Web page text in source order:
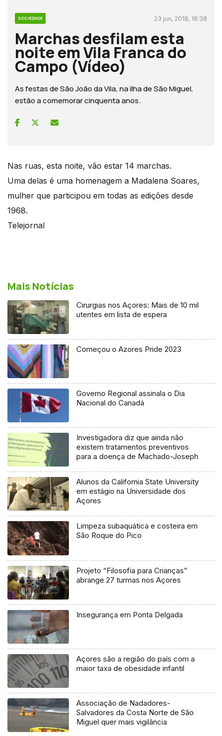
SOCIEDADE 23 jun, 2018, 16:38
Marchas desfilam esta
noite em Vila Franca do
Campo (Vídeo)
As festas de São João da Vila, na ilha de São Miguel,
estão a comemorar cinquenta anos.
Nas ruas, esta noite, vão estar 14 marchas.
Uma delas é uma homenagem a Madalena Soares,
mulher que participou em todas as edições desde
1968.
Telejornal
Mais Notícias
Cirurgias nos Açores: Mais de 10 mil
utentes em lista de espera
Começou o Azores Pride 2023
Governo Regional assinala o Dia
Nacional do Canadá
Investigadora diz que ainda não
existem tratamentos preventivos
para a doença de Machado-Joseph
Alunos da California State University
em estágio na Universidade dos
Açores
Limpeza subaquática e costeira em
São Roque do Pico
Projeto “Filosofia para Crianças”
abrange 27 turmas nos Açores
Insegurança em Ponta Delgada
Açores são a região do país com a
maior taxa de obesidade infantil
Associação de Nadadores-
Salvadores da Costa Norte de São
Miguel quer mais vigilância